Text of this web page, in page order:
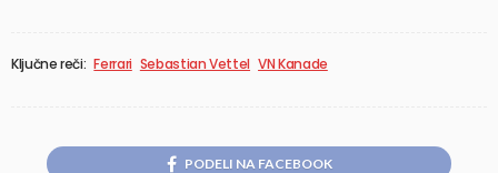
Ključne reči: Ferrari Sebastian Vettel VN Kanade
PODELI NA FACEBOOK